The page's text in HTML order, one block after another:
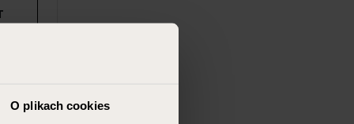
O plikach cookies